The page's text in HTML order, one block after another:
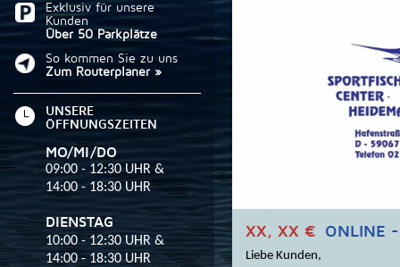
Exklusiv für unsere
Kunden
Über 50 Parkplätze
So kommen Sie zu uns
Zum Routerplaner »
UNSERE
ÖFFNUNGSZEITEN
MO/MI/DO
09:00 - 12:30 UHR &
14:00 - 18:30 UHR
DIENSTAG
10:00 - 12:30 UHR &
14:00 - 18:30 UHR
XX, XX € ONLINE
Liebe Kunden,